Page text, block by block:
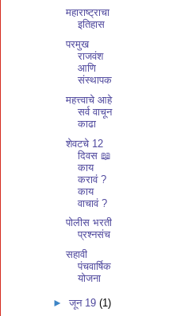
महाराष्ट्राचा
इतिहास
परमुख
राजवंश
आणि
संस्थापक
महत्त्वाचे आहे
सर्व वाचून
काढा
शेवटचे 12
दिवस 📖
काय
करावं ?
काय
वाचावं ?
पोलीस भरती
प्रश्नसंच
सहावी
पंचवार्षिक
योजना
►जून 19(1)